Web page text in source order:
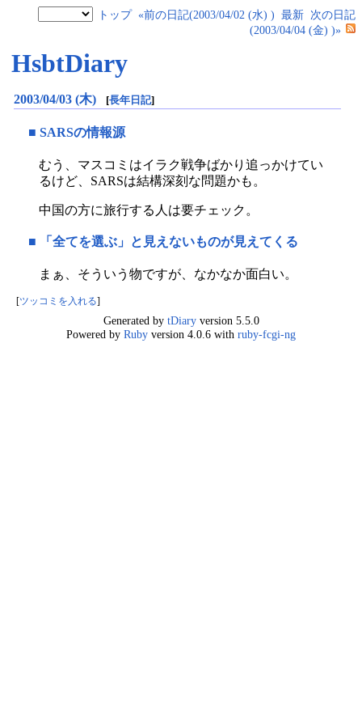
トップ «前の日記(2003/04/02 (水) ) 最新 次の日記
(2003/04/04 (金) )»
HsbtDiary
2003/04/03 (木) [長年日記]
■ SARSの情報源
むう、マスコミはイラク戦争ばかり追っかけてい
るけど、SARSは結構深刻な問題かも。
中国の方に旅行する人は要チェック。
■ 「全てを選ぶ」と見えないものが見えてくる
まぁ、そういう物ですが、なかなか面白い。
ツッコミを入れる
Generated by tDiaryversion 5.5.0
Powered by Ruby version 4.0.6 with ruby-fcgi-ng